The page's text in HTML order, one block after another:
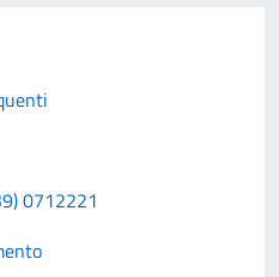
0712221